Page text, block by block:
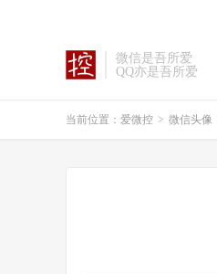
微信是吾所爱
QQ亦是吾所爱
当前位置： 爱微控 > 微信头像